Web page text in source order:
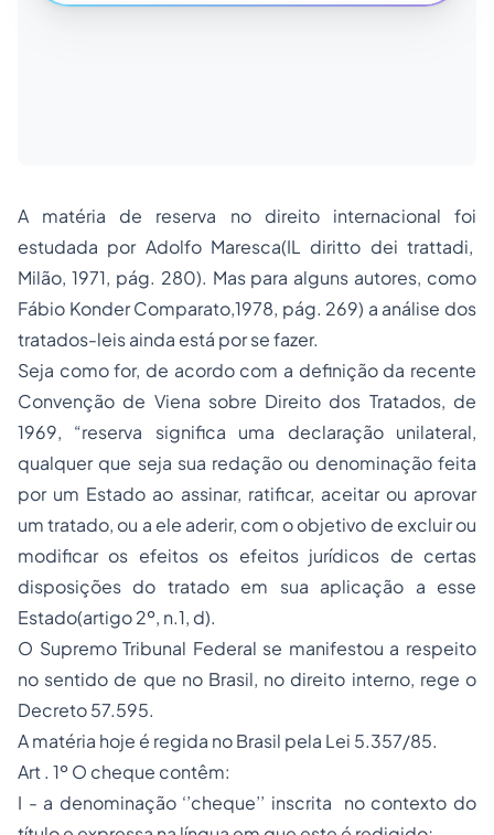
A matéria de reserva no direito internacional foi
estudada por Adolfo Maresca(IL diritto dei trattadi,
Milão, 1971, pág. 280). Mas para alguns autores, como
Fábio Konder Comparato,1978, pág. 269) a análise dos
tratados-leis ainda está por se fazer.
Seja como for, de acordo com a definição da recente
Convenção de Viena sobre Direito dos Tratados, de
1969, “reserva significa uma declaração unilateral,
qualquer que seja sua redação ou denominação feita
por um Estado ao assinar, ratificar, aceitar ou aprovar
um tratado, ou a ele aderir, com o objetivo de excluir ou
modificar os efeitos os efeitos jurídicos de certas
disposições do tratado em sua aplicação a esse
Estado(artigo 2º, n.1, d).
O Supremo Tribunal Federal se manifestou a respeito
no sentido de que no Brasil, no direito interno, rege o
Decreto 57.595.
A matéria hoje é regida no Brasil pela Lei 5.357/85.
Art . 1º O cheque contêm:
I - a denominação ‘’cheque’’ inscrita no contexto do